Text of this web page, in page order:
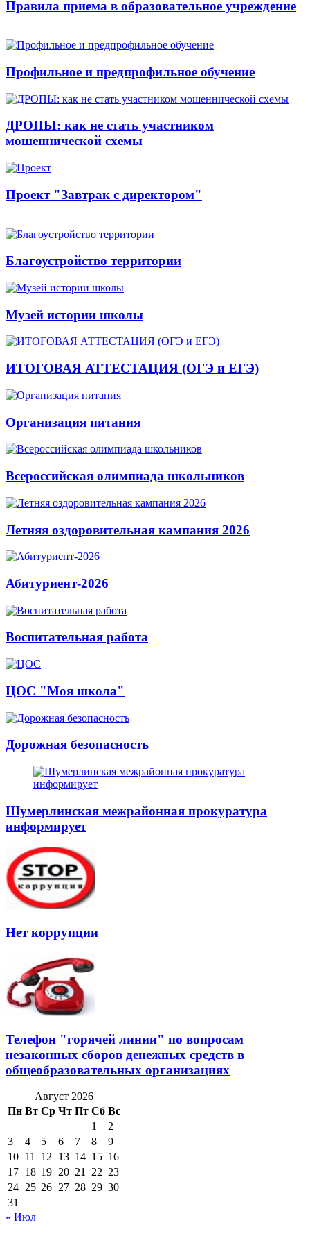
Правила приема в образовательное учреждение
Профильное и предпрофильное обучение
ДРОПЫ: как не стать участником
мошеннической схемы
Проект "Завтрак с директором"
Благоустройство территории
Музей истории школы
ИТОГОВАЯ АТТЕСТАЦИЯ (ОГЭ и ЕГЭ)
Организация питания
Всероссийская олимпиада школьников
Летняя оздоровительная кампания 2026
Абитуриент-2026
Воспитательная работа
ЦОС "Моя школа"
Дорожная безопасность
Шумерлинская межрайонная прокуратура
информирует
Нет коррупции
Телефон "горячей линии" по вопросам
незаконных сборов денежных средств в
общеобразовательных организациях
Август 2026
Пн Вт Ср Чт Пт Сб Вс
1
2
3
4 5 6 7 8
9
10 11 12 13 14 15 16
17 18 19 20 21 22 23
24 25 26 27 28 29 30
31
« Июл